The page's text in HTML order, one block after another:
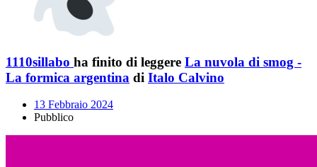
1110sillabo ha finito di leggere La nuvola di smog -
La formica argentina di Italo Calvino
13 Febbraio 2024
Pubblico